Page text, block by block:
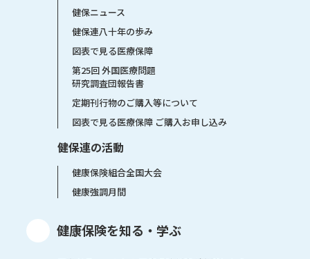
健保ニュース
健保連八十年の歩み
図表で見る医療保障
第25回 外国医療問題
研究調査団報告書
定期刊行物のご購入等について
図表で見る医療保障 ご購入お申し込み
健保連の活動
健康保険組合全国大会
健康強調月間
健康保険を知る・学ぶ